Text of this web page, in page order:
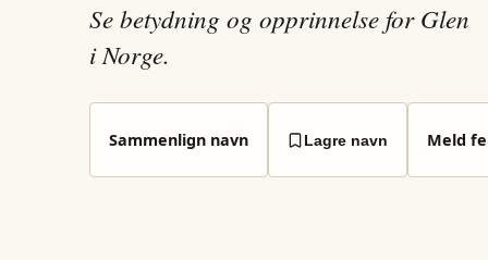
Se betydning og opprinnelse for Glen
i Norge.
Sammenlign navn Lagre navn Meld